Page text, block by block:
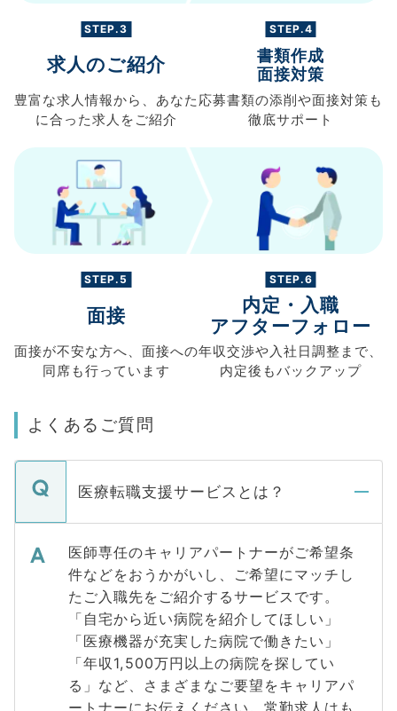
STEP.3
求人のご紹介
豊富な求人情報から、 あなた
に合った求人を ご紹介
STEP.4
書類作成
面接対策
応募書類の添削や面接対策も
徹底サポート
STEP.5
面接
面接が不安な方へ、 面接への
同席も行っています
STEP.6
内定・入職
アフターフォロー
年収交渉や入社日調整まで、
内定後もバックアップ
よくあるご質問
医療転職支援サービスとは？
医師専任のキャリアパートナーがご希望条
件などをおうかがいし、ご希望にマッチし
たご入職先をご紹介するサービスです。
「自宅から近い病院を紹介してほしい」
「医療機器が充実した病院で働きたい」
「年収1,500万円以上の病院を探してい
る」など、さまざまなご要望をキャリアパ
ートナーにお伝えください。常勤求人はも